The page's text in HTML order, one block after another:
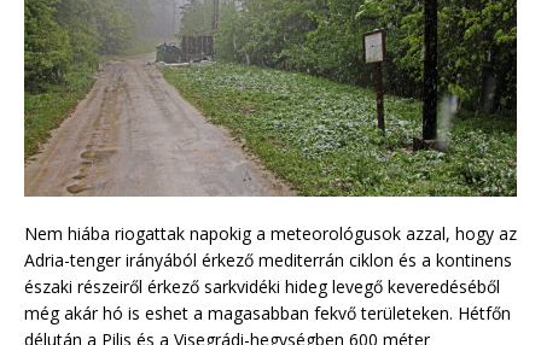
Nem hiába riogattak napokig a meteorológusok azzal, hogy az
Adria-tenger irányából érkező mediterrán ciklon és a kontinens
északi részeiről érkező sarkvidéki hideg levegő keveredéséből
még akár hó is eshet a magasabban fekvő területeken. Hétfőn
délután a Pilis és a Visegrádi-hegységben 600 méter